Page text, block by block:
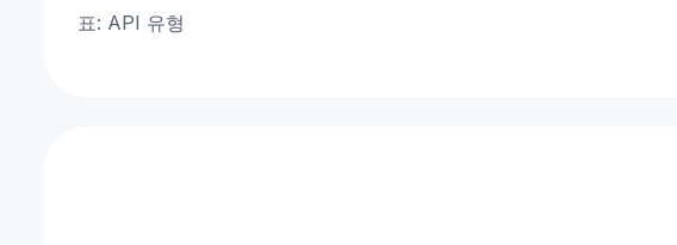
표: API 유형